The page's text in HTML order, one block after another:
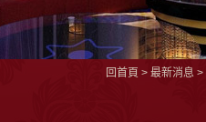
回首頁 > 最新消息 >